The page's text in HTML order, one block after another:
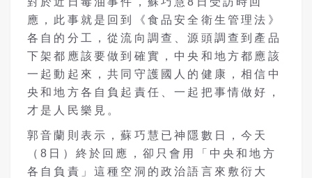
應，此事就是回到《食品安全衛生管理法》
各自的分工，從流向調查、源頭調查到產品
下架都應該要做到確實，中央和地方都應該
一起動起來，共同守護國人的健康，相信中
央和地方各自負起責任、一起把事情做好，
才是人民樂見。
郭音蘭則表示，蘇巧慧已神隱數日，今天
（8日）終於回應，卻只會用「中央和地方
各自負責」這種空洞的政治語言來敷衍大